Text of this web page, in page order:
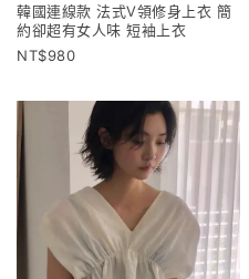
韓國連線款 法式V領修身上衣 簡
約卻超有女人味 短袖上衣
980